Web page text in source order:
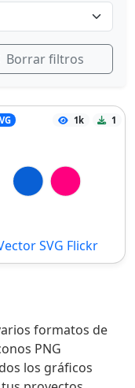
Borrar filtros
1k 1
SVG Flickr
formatos de
PNG
los gráficos